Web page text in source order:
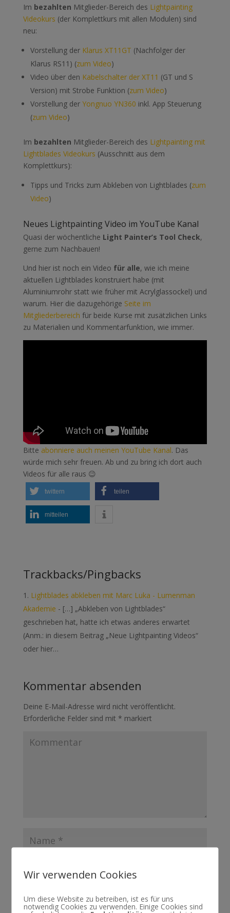
Im bezahlten Mitglieder-Bereich des Lightpainting
Videokurs (der Komplettkurs mit allen Modulen) sind
neu:
Vorstellung der Klarus XT11GT (Nachfolger der
Klarus RS11) (zum Video)
Video über den Kabelschalter der XT11 (GT und S
Version) mit Strobe Funktion (zum Video)
Vorstellung der Yongnuo YN360 inkl. App Steuerung
(zum Video)
Im bezahlten Mitglieder-Bereich des Lightpainting mit
Lightblades Videokurs (Ausschnitt aus dem
Komplettkurs):
Tipps und Tricks zum Abkleben von Lightblades (zum
Video)
Neues Lightpainting Video im YouTube Kanal
Quasi der wöchentliche Light Painter’s Tool Check,
gerne zum Nachbauen!
Und hier ist noch ein Video für alle, wie ich meine
aktuellen Lightblades konstruiert habe (mit
Aluminiumrohr statt wie früher mit Acrylglassockel) und
warum. Hier die dazugehörige Seite im
Mitgliederbereich für beide Kurse mit zusätzlichen Links
zu Materialien und Kommentarfunktion, wie immer.
Bitte abonniere auch meinen YouTube Kanal. Das
würde mich sehr freuen. Ab und zu bring ich dort auch
Videos für alle raus 😉
twittern teilen
mitteilen
Trackbacks/Pingbacks
Lightblades abkleben mit Marc Luka - Lumenman
Akademie - […] „Abkleben von Lightblades“
geschrieben hat, hatte ich etwas anderes erwartet
(Anm.: in diesem Beitrag „Neue Lightpainting Videos“
oder hier…
Kommentar absenden
Deine E-Mail-Adresse wird nicht veröffentlicht.
Erforderliche Felder sind mit * markiert
Wir verwenden Cookies
Um diese Website zu betreiben, ist es für uns
notwendig Cookies zu verwenden. Einige Cookies sind